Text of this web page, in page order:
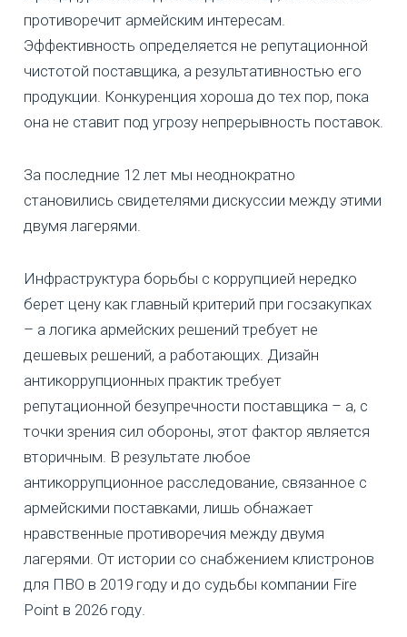
противоречит армейским интересам.
Эффективность определяется не репутационной
чистотой поставщика, а результативностью его
продукции. Конкуренция хороша до тех пор, пока
она не ставит под угрозу непрерывность поставок.
За последние 12 лет мы неоднократно
становились свидетелями дискуссии между этими
двумя лагерями.
Инфраструктура борьбы с коррупцией нередко
берет цену как главный критерий при госзакупках
– а логика армейских решений требует не
дешевых решений, а работающих. Дизайн
антикоррупционных практик требует
репутационной безупречности поставщика – а, с
точки зрения сил обороны, этот фактор является
вторичным. В результате любое
антикоррупционное расследование, связанное с
армейскими поставками, лишь обнажает
нравственные противоречия между двумя
лагерями. От истории со снабжением клистронов
для ПВО в 2019 году и до судьбы компании Fire
Point в 2026 году.